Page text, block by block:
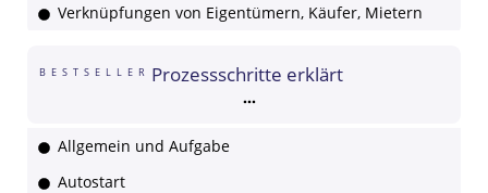
Verknüpfungen von Eigentümern, Käufer, Mietern
BESTSELLER Prozessschritte erklärt
Allgemein und Aufgabe
Autostart